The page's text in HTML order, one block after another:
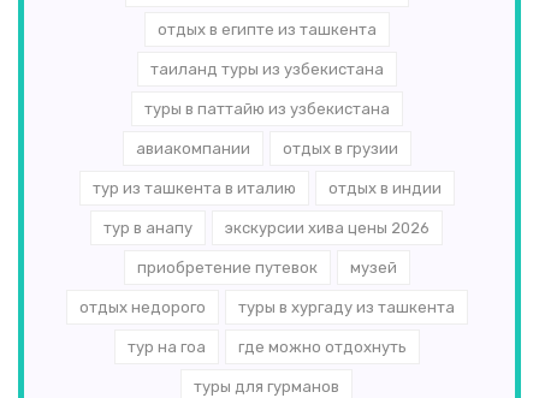
отдых в египте из ташкента
таиланд туры из узбекистана
туры в паттайю из узбекистана
авиакомпании отдых в грузии
тур из ташкента в италию отдых в индии
тур в анапу экскурсии хива цены 2026
приобретение путевок музей
отдых недорого туры в хургаду из ташкента
тур на гоа где можно отдохнуть
туры для гурманов